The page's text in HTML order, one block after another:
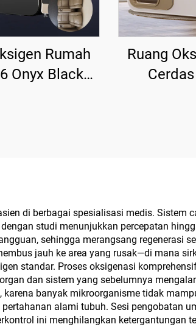
Rumah
Onyx Black
Ruang
di berbagai spesialisasi medis. Sistem
studi menunjukkan percepatan
sehingga merangsang regenerasi
jauh ke area yang rusak—di mana
standar. Proses oksigenasi
dan sistem yang sebelumnya
banyak mikroorganisme tidak
alami tubuh. Sesi pengobatan
ini menghilangkan ketergantungan